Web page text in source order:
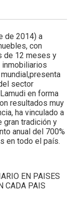
de 2014) a
con
de 12 meses y
sector
en forma
resultados muy
ha vinculado a
gran tradición y
anual del 700%
en todo el país.
EN PAISES
CADA PAIS